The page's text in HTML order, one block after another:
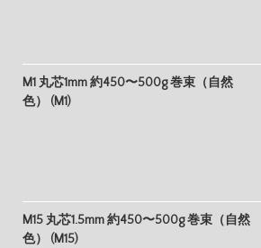
M1 丸芯1mm 約450〜500g 巻束（自然
色） (M1)
M15 丸芯1.5mm 約450〜500g 巻束（自然
色） (M15)